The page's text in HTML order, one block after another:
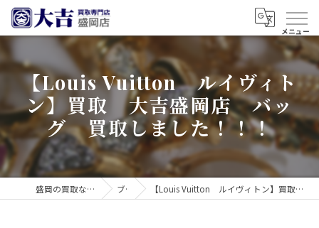
【Louis Vuitton ルイヴィト
ン】買取 大吉盛岡店 バッ
グ 買取しました！！！
盛岡の買取なら買取大吉 盛岡店 ブログ 【Louis Vuitton ルイヴィトン】買取 大吉盛岡店 バッグ 買取しました！！！